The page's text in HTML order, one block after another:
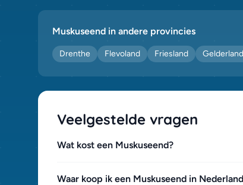
Muskuseend in andere provincies
Drenthe Flevoland Friesland Gelderland
Veelgestelde vragen
Wat kost een Muskuseend?
Waar koop ik een Muskuseend in